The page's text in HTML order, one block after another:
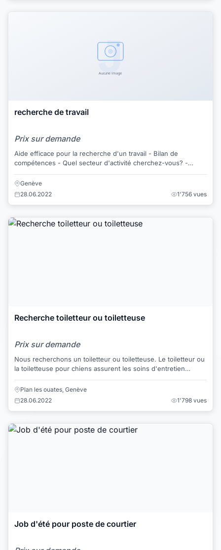
recherche de travail
Prix sur demande
Aide efficace pour la recherche d'un travail - Bilan de
compétences - Quel secteur d'activité cherchez-vous? -
Genève
28.06.2022
1'756 vues
Recherche toiletteur ou toiletteuse
Prix sur demande
Nous recherchons un toiletteur ou toiletteuse. Le toiletteur ou
la toiletteuse pour chiens assurent les soins d'entretien
(démêlage, shampooing, appl...
Plan les ouates, Genève
28.06.2022
1'798 vues
Job d'été pour poste de courtier